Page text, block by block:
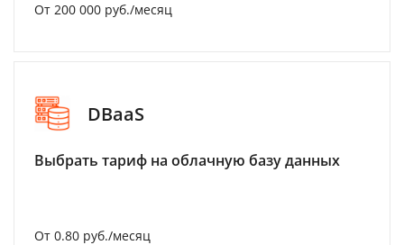
От 200 000 руб./месяц
DBaaS
Выбрать тариф на облачную базу данных
От 0.80 руб./месяц